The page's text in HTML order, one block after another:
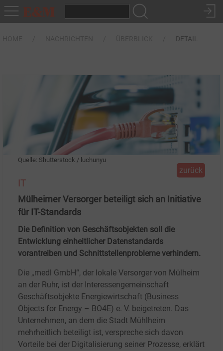
DETAIL
Quelle: Shutterstock / luchunyu
zurück
IT
Mülheimer Versorger beteiligt sich an Initiative
für IT-Standards
Die Definition von Geschäftsobjekten soll die
Entwicklung einheitlicher Datenstandards
vorantreiben und Schnittstellenprobleme verhindern.
Die „medl GmbH“, der lokale Versorger von Mülheim
an der Ruhr, ist der Interessengemeinschaft
Geschäftsobjekte Energiewirtschaft (Business
Objects for Energy – BO4E) e. V. beigetreten. Das
Unternehmen, an dem die Stadt Mühlheim
mehrheitlich beteiligt ist, verspreche sich davon
Vorteile bei der Digitalisierung seiner Prozesse, erklärt